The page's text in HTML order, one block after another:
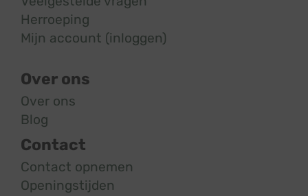
Herroeping
Mijn account (inloggen)
Over ons
Over ons
Blog
Contact
Contact opnemen
Openingstijden